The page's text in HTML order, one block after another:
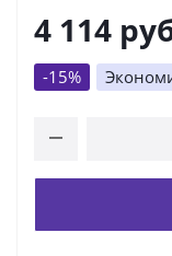
4 114
-15%